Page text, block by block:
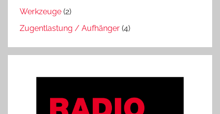
Werkzeuge (2)
Zugentlastung / Aufhänger (4)